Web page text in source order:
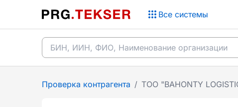
Все системы
Проверка контрагента / ТОО "BAHONTY